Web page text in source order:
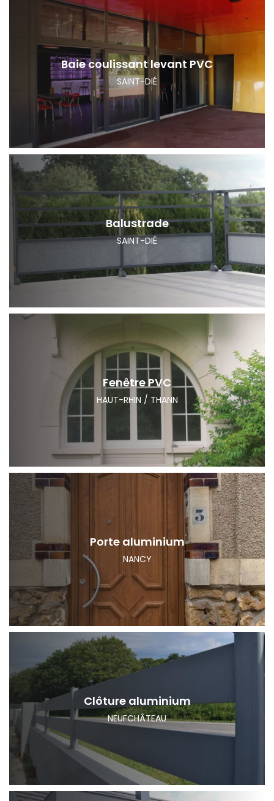
Baie coulissant levant PVC
SAINT-DIÉ
Balustrade
SAINT-DIÉ
Fenêtre PVC
HAUT-RHIN / THANN
Porte aluminium
NANCY
Clôture aluminium
NEUFCHÂTEAU